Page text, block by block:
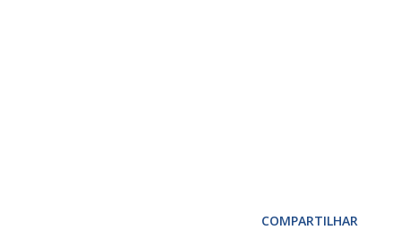
COMPARTILHAR